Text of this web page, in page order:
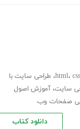
html، css ، طراحی سایت با
سایت، آموزش اصول
صفحات وب
دانلود کتاب